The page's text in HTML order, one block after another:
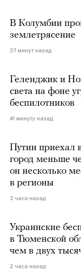
В Колумбии
землетрясение
37 минут назад
Геленджик и
света на фоне
беспилотников
41 минуту назад
Путин приехал
город меньше
он несколько
в регионы
3 часа назад
Украинские
в Тюменской
чем в двух
2 часа назад